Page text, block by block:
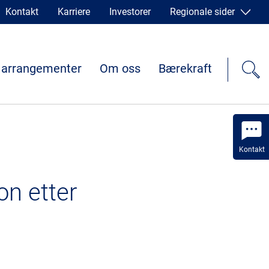
Kontakt
Kontakt Karriere Investorer Regionale sider
Om oss Bærekraft
etter